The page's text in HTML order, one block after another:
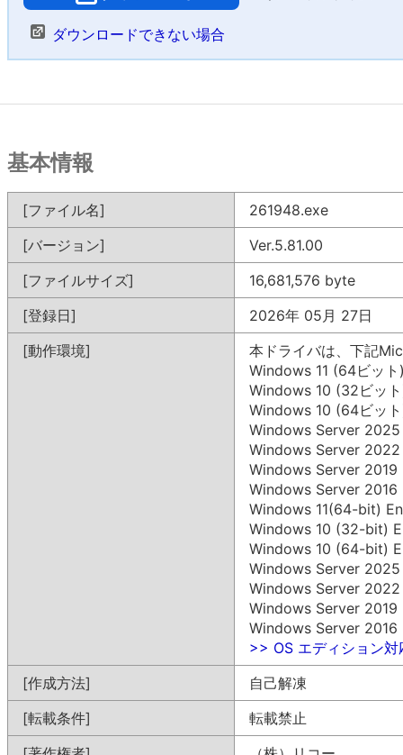
ダウンロードできない場合
基本情報
[ファイル名]
261948.exe
[バージョン]
Ver.5.81.00
[ファイルサイズ]
16,681,576 byte
[登録日]
2026年 05月 27日
[動作環境]
本ドライバは、下記
Windows 11 (64ビット
Windows 10 (32ビッ
Windows 10 (64ビッ
Windows Server
Windows Server
Windows Server 2019
Windows Server 2016
Windows 11(64-bit)
Windows 10 (32-bit)
Windows 10 (64-bit)
Windows Server
Windows Server
Windows Server
Windows Server
>> OS エディション対
[作成方法]
自己解凍
[転載条件]
転載禁止